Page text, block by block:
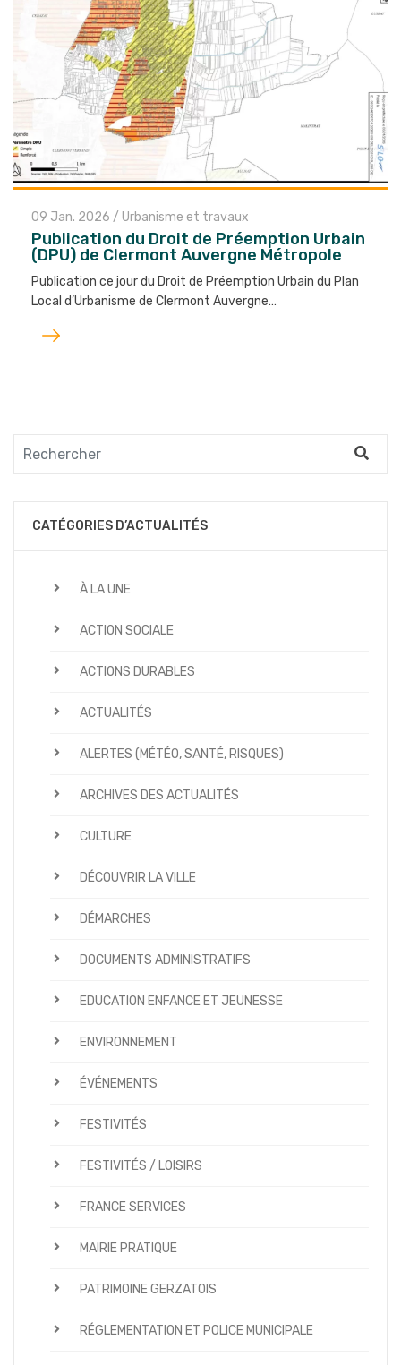
09 Jan. 2026 / Urbanisme et travaux
Publication du Droit de Préemption Urbain
(DPU) de Clermont Auvergne Métropole
Publication ce jour du Droit de Préemption Urbain du Plan
Local d’Urbanisme de Clermont Auvergne…
Lire
l'article
CATÉGORIES D’ACTUALITÉS
À LA UNE
ACTION SOCIALE
ACTIONS DURABLES
ACTUALITÉS
ALERTES (MÉTÉO, SANTÉ, RISQUES)
ARCHIVES DES ACTUALITÉS
CULTURE
DÉCOUVRIR LA VILLE
DÉMARCHES
DOCUMENTS ADMINISTRATIFS
EDUCATION ENFANCE ET JEUNESSE
ENVIRONNEMENT
ÉVÉNEMENTS
FESTIVITÉS
FESTIVITÉS / LOISIRS
FRANCE SERVICES
MAIRIE PRATIQUE
PATRIMOINE GERZATOIS
RÉGLEMENTATION ET POLICE MUNICIPALE